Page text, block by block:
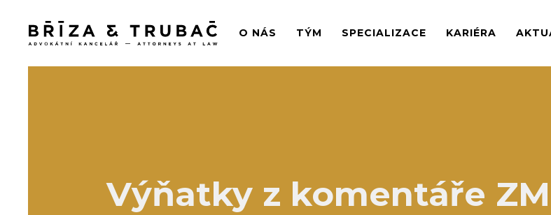
O NÁS TÝM SPECIALIZACE KARIÉRA
Výňatky z komentáře